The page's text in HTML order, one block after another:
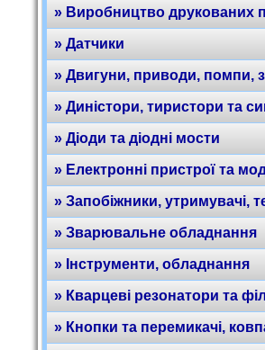
» Виробництво друкованих
» Датчики
» Двигуни, приводи, помпи,
» Диністори, тиристори та
» Діоди та діодні мости
» Електронні пристрої та
» Запобіжники, утримувачі,
» Зварювальне обладнання
» Інструменти, обладнання
» Кварцеві резонатори та
» Кнопки та перемикачі,